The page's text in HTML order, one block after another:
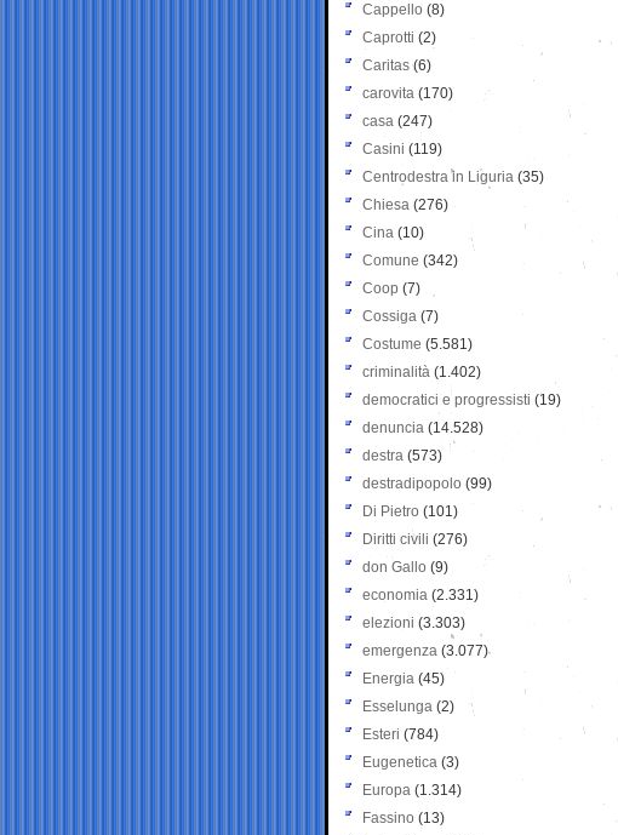
Cappello (8)
Caprotti (2)
Caritas (6)
carovita (170)
casa (247)
Casini (119)
Centrodestra in Liguria (35)
Chiesa (276)
Cina (10)
Comune (342)
Coop (7)
Cossiga (7)
Costume (5.581)
criminalità (1.402)
democratici e progressisti (19)
denuncia (14.528)
destra (573)
destradipopolo (99)
Di Pietro (101)
Diritti civili (276)
don Gallo (9)
economia (2.331)
elezioni (3.303)
emergenza (3.077)
Energia (45)
Esselunga (2)
Esteri (784)
Eugenetica (3)
Europa (1.314)
Fassino (13)